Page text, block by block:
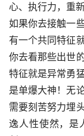
心、执行力，重
如果你去接触一
有一个共同特征
你去看那些出世
特征就是异常勇
是单爆大神！无
需要刻苦努力埋
逸人性使然，是